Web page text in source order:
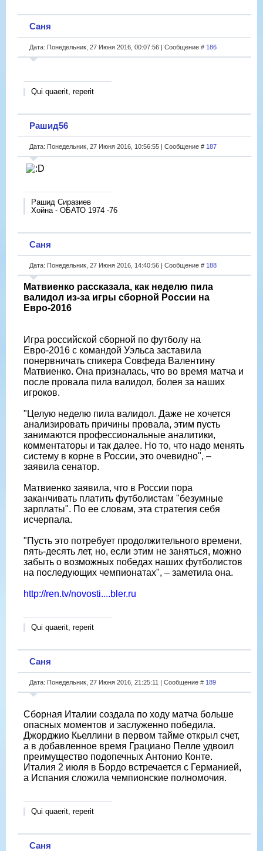
Саня
Дата: Понедельник, 27 Июня 2016, 00:07:56 | Сообщение # 186
Qui quaerit, reperit
Рашид56
Дата: Понедельник, 27 Июня 2016, 10:56:55 | Сообщение # 187
Рашид Сиразиев
Хойна - ОБАТО 1974 -76
Саня
Дата: Понедельник, 27 Июня 2016, 14:40:56 | Сообщение # 188
Матвиенко рассказала, как неделю пила
валидол из-за игры сборной России на
Евро-2016
Игра российской сборной по футболу на
Евро-2016 с командой Уэльса заставила
понервничать спикера Совфеда Валентину
Матвиенко. Она призналась, что во время матча и
после провала пила валидол, болея за наших
игроков.
"Целую неделю пила валидол. Даже не хочется
анализировать причины провала, этим пусть
занимаются профессиональные аналитики,
комментаторы и так далее. Но то, что надо менять
систему в корне в России, это очевидно", –
заявила сенатор.
Матвиенко заявила, что в России пора
заканчивать платить футболистам "безумные
зарплаты". По ее словам, эта стратегия себя
исчерпала.
"Пусть это потребует продолжительного времени,
пять-десять лет, но, если этим не заняться, можно
забыть о возможных победах наших футболистов
на последующих чемпионатах", – заметила она.
http://ren.tv/novosti....bler.ru
Qui quaerit, reperit
Саня
Дата: Понедельник, 27 Июня 2016, 21:25:11 | Сообщение # 189
Сборная Италии создала по ходу матча больше
опасных моментов и заслуженно победила.
Джорджио Кьеллини в первом тайме открыл счет,
а в добавленное время Грациано Пелле удвоил
преимущество подопечных Антонио Конте.
Италия 2 июля в Бордо встречается с Германией,
а Испания сложила чемпионские полномочия.
Qui quaerit, reperit
Саня